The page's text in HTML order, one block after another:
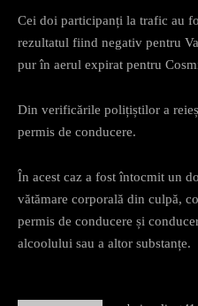
Cei doi participanți la trafic au
rezultatul fiind negativ pentru
pur în aerul expirat pentru
Din verificările polițiștilor a
permis de conducere.
În acest caz a fost întocmit un
vătămare corporală din culpă,
permis de conducere și
alcoolului sau a altor substanțe.